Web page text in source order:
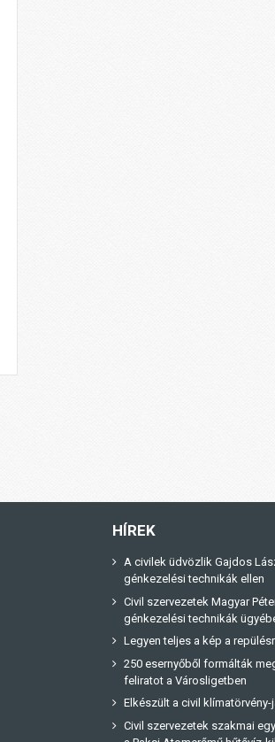
HÍREK
A civilek üdvözlik Gajdos
génkezelési technikák ellen
Civil szervezetek Magyar
génkezelési technikák
Legyen teljes a kép a
250 esernyőből formálták
feliratot a Városligetben
Elkészült a civil klímatörvény-
Civil szervezetek szakmai